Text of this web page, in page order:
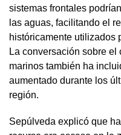
sistemas frontales
las aguas, facilitando el
históricamente utilizados
La conversación sobre
marinos también ha
aumentado durante los
región.
Sepúlveda explicó que